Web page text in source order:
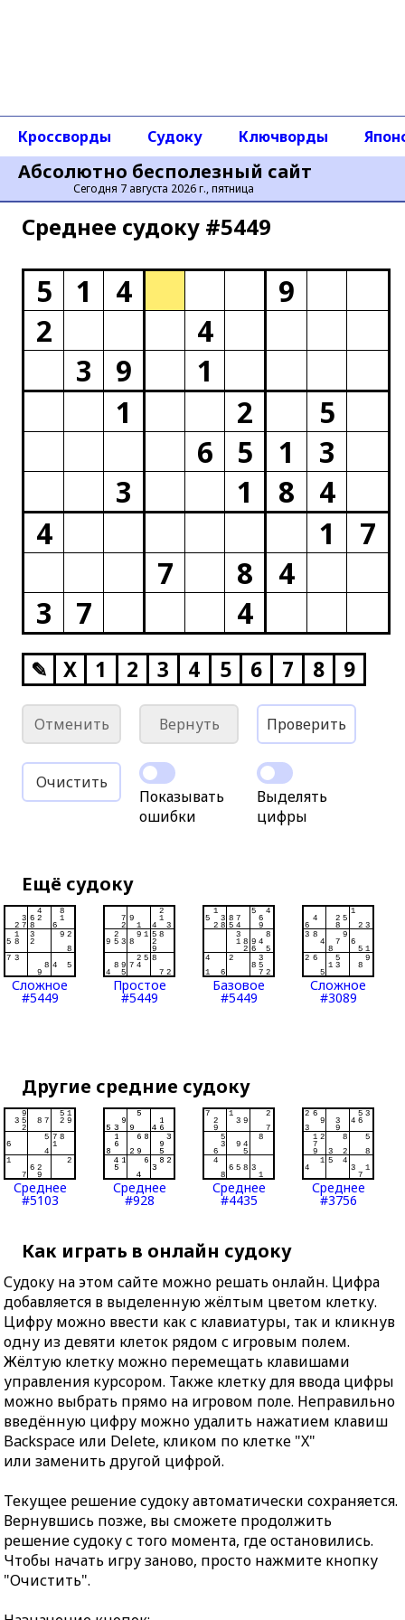
Абсолютно бесполезный сайт
Сегодня 7 августа 2026 г., пятница
Кроссворды Судоку Ключворды
Среднее cудоку #5449
5 1 4
9
2
4
3
9
1
1
2
5
6
5 1
3
3
1 8
4
4
1
7
7
8
4
3
7 4
✎ X 1 2 3 4 5 6 7 8 9
Отменить Вернуть Проверить
Очистить
Показывать
ошибки
Выделять
цифры
Ещё судоку
Сложное
#5449
Простое
#5449
Базовое
#5449
Сложное
#3089
Другие средние судоку
Среднее
#5103
Среднее
#928
Среднее
#4435
Среднее
#3756
Как играть в онлайн судоку
Судоку на этом сайте можно решать онлайн. Цифра
добавляется в выделенную жёлтым цветом клетку.
Цифру можно ввести как с клавиатуры, так и кликнув
одну из девяти клеток рядом с игровым полем.
Жёлтую клетку можно перемещать клавишами
управления курсором. Также клетку для ввода цифры
можно выбрать прямо на игровом поле. Неправильно
введённую цифру можно удалить нажатием клавиш
Backspace или Delete, кликом по клетке "X"
или заменить другой цифрой.
Текущее решение судоку автоматически сохраняется.
Вернувшись позже, вы сможете продолжить
решение судоку с того момента, где остановились.
Чтобы начать игру заново, просто нажмите кнопку
"Очистить".